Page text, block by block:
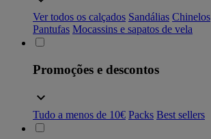
Ver todos os calçados Sandálias Chinelos
Pantufas Mocassins e sapatos de vela
Promoções e descontos
Tudo a menos de 10€ Packs Best sellers